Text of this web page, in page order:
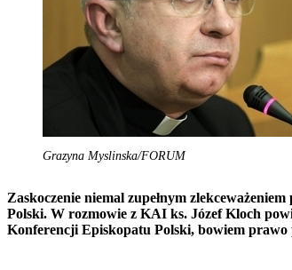
Grazyna Myslinska/FORUM
Zaskoczenie niemal zupełnym
Polski. W rozmowie z KAI ks. Józef Kloch
Konferencji Episkopatu Polski, bowiem prawo